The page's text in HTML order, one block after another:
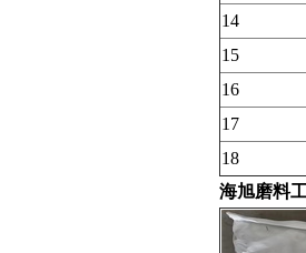
14
15
16
17
18
海旭磨料